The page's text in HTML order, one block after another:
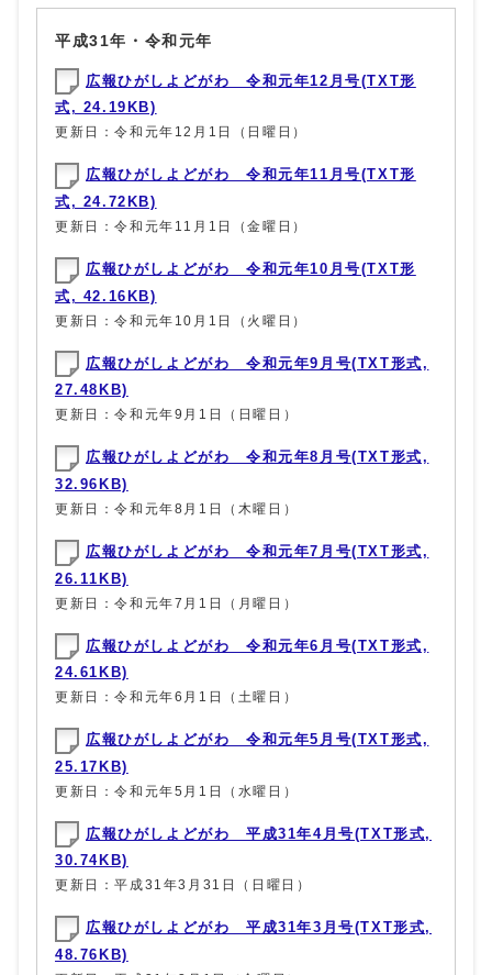
平成31年・令和元年
広報ひがしよどがわ 令和元年12月号(TXT形
式, 24.19KB)
更新日：令和元年12月1日（日曜日）
広報ひがしよどがわ 令和元年11月号(TXT形
式, 24.72KB)
更新日：令和元年11月1日（金曜日）
広報ひがしよどがわ 令和元年10月号(TXT形
式, 42.16KB)
更新日：令和元年10月1日（火曜日）
広報ひがしよどがわ 令和元年9月号(TXT形式,
27.48KB)
更新日：令和元年9月1日（日曜日）
広報ひがしよどがわ 令和元年8月号(TXT形式,
32.96KB)
更新日：令和元年8月1日（木曜日）
広報ひがしよどがわ 令和元年7月号(TXT形式,
26.11KB)
更新日：令和元年7月1日（月曜日）
広報ひがしよどがわ 令和元年6月号(TXT形式,
24.61KB)
更新日：令和元年6月1日（土曜日）
広報ひがしよどがわ 令和元年5月号(TXT形式,
25.17KB)
更新日：令和元年5月1日（水曜日）
広報ひがしよどがわ 平成31年4月号(TXT形式,
30.74KB)
更新日：平成31年3月31日（日曜日）
広報ひがしよどがわ 平成31年3月号(TXT形式,
48.76KB)